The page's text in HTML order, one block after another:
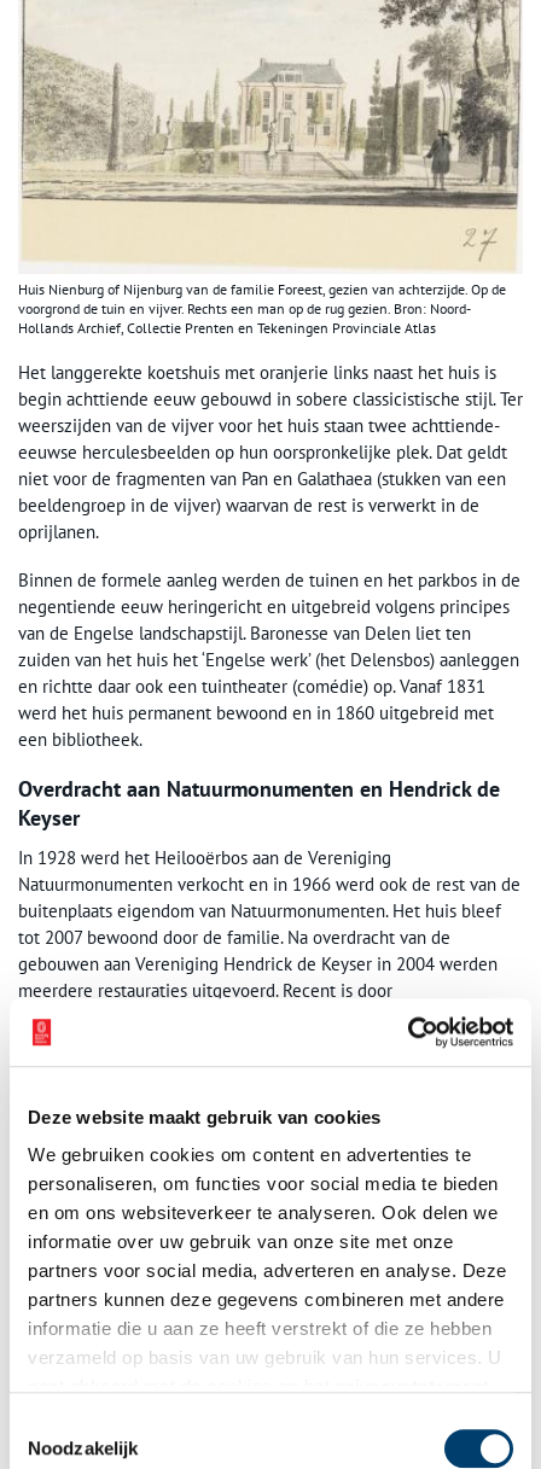
Deze website maakt gebruik van cookies
We gebruiken cookies om content en advertenties te
personaliseren, om functies voor social media te bieden
en om ons websiteverkeer te analyseren. Ook delen we
informatie over uw gebruik van onze site met onze
partners voor social media, adverteren en analyse. Deze
partners kunnen deze gegevens combineren met andere
informatie die u aan ze heeft verstrekt of die ze hebben
verzameld op basis van uw gebruik van hun services. U
Noodzakelijk
Huis Nienburg of Nijenburg van de familie Foreest, gezien van achterzijde. Op de
voorgrond de tuin en vijver. Rechts een man op de rug gezien. Bron: Noord-
Hollands Archief, Collectie Prenten en Tekeningen Provinciale Atlas
Het langgerekte koetshuis met oranjerie links naast het huis is
begin achttiende eeuw gebouwd in sobere classicistische stijl. Ter
weerszijden van de vijver voor het huis staan twee achttiende-
eeuwse herculesbeelden op hun oorspronkelijke plek. Dat geldt
niet voor de fragmenten van Pan en Galathaea (stukken van een
beeldengroep in de vijver) waarvan de rest is verwerkt in de
oprijlanen.
Binnen de formele aanleg werden de tuinen en het parkbos in de
negentiende eeuw heringericht en uitgebreid volgens principes
van de Engelse landschapstijl. Baronesse van Delen liet ten
zuiden van het huis het ‘Engelse werk’ (het Delensbos) aanleggen
en richtte daar ook een tuintheater (comédie) op. Vanaf 1831
werd het huis permanent bewoond en in 1860 uitgebreid met
een bibliotheek.
Overdracht aan Natuurmonumenten en Hendrick de
Keyser
In 1928 werd het Heilooërbos aan de Vereniging
Natuurmonumenten verkocht en in 1966 werd ook de rest van de
buitenplaats eigendom van Natuurmonumenten. Het huis bleef
tot 2007 bewoond door de familie. Na overdracht van de
gebouwen aan Vereniging Hendrick de Keyser in 2004 werden
meerdere restauraties uitgevoerd. Recent is door
Natuurmonumenten ook de historische aanleg van parkbos en
tuinen hersteld.
De Kennemerstraatweg doorsnijdt het landgoed, met aan de
noordwestzijde het Heilooëerbos en Overbos, de Kattenberg en
belangrijke zichtlanen, en aan de zuidoostzijde het huis de met
tuinen, dienstwoningen, bospartijen, lanen en weilanden. Ook de
spoorlijn tussen Heiloo en Alkmaar loopt over het landgoed. Voor
reizigers is het dus niet te missen en zeker de moeite van het
uitstappen waard.
Landschap Noord-Holland / Cultuur Compagnie
www.natuurmonumenten.nl
www.hendrickdekeyser.nl